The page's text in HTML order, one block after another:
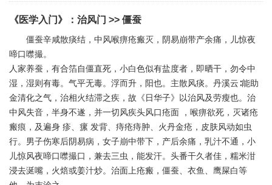
《医学入门》 ： 治风门 >> 僵蚕
僵蚕辛咸散痰结，中风喉痹疮瘢灭，阴易崩带产余痛，儿惊夜
啼口噤撮。
人家养蚕，有合箔自僵直死，小白色似有盐度者，即晒干，勿令中
湿，湿则有毒。气平无毒。浮而升，阳也。主散风痰。丹溪云∶能助
金清化之气，治相火结滞之疾，故《日华子》以治风及劳瘦也。治
中风失音，半身不遂，并一切风疾头风口疮面 ，喉痹欲死，灭诸疮
瘢痕，及遍身 疹、瘰 发背、痔疮痔肿、火丹金疮，皮肤风动如虫
行。男子伤寒后阴易病，女子崩中带下，产后余痛，乳汁不通，小
儿惊风夜啼口噤撮口，兼去三虫，能发汗。头番干久者佳，糯米泔
浸去涎嘴，火焙或姜汁炒。治面上疮瘢，僵蚕、衣鱼、鹰屎白等